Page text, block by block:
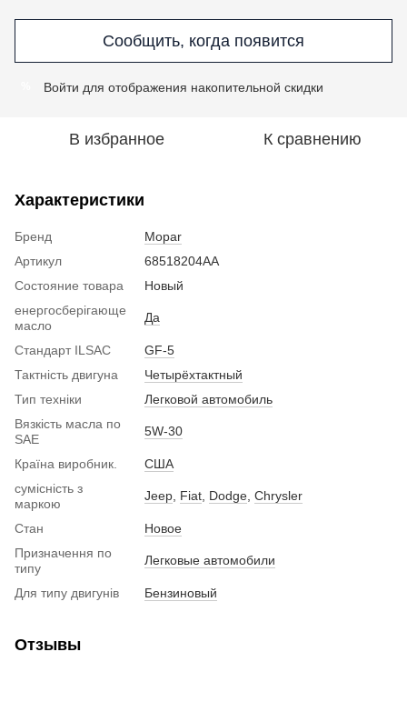
Сообщить, когда появится
Войти для отображения накопительной скидки
В избранное К сравнению
Характеристики
Бренд
Mopar
Артикул
68518204AA
Состояние товара
Новый
енергосберігающе
масло
Да
Стандарт ILSAC
GF-5
Тактність двигуна
Четырёхтактный
Тип техніки
Легковой автомобиль
Вязкість масла по
SAE
5W-30
Країна виробник.
США
сумісність з
маркою
Jeep Fiat Dodge Chrysler
Стан
Новое
Призначення по
типу
Легковые автомобили
Для типу двигунів Бензиновый
Отзывы